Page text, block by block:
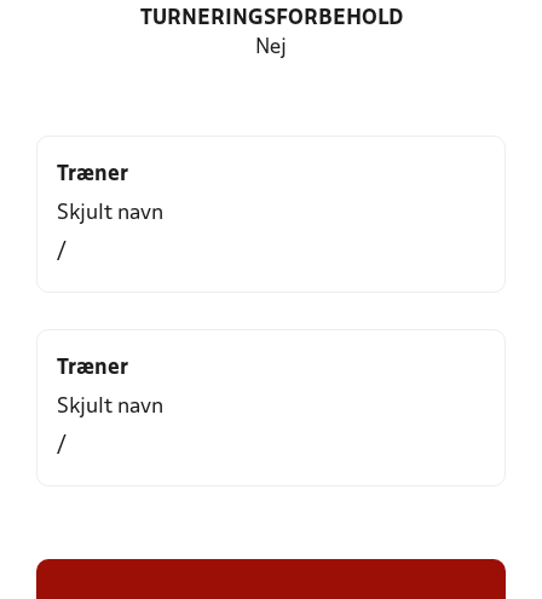
TURNERINGSFORBEHOLD
Nej
Træner
Skjult navn
/
Træner
Skjult navn
/